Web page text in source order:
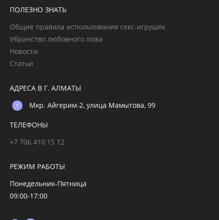
ПОЛЕЗНО ЗНАТЬ
Общие правила использования секс-игрушек
Убранство любовного ложа
Новости
Статьи
АДРЕСА В Г. АЛМАТЫ
Мкр. Айгерим-2, улица Мамытова, 99
ТЕЛЕФОНЫ
+7 706 410 15 12
РЕЖИМ РАБОТЫ
Понедельник-Пятница
09:00-17:00